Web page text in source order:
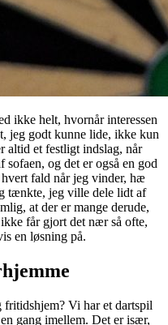
ikke helt, hvornår interessen
jeg godt kunne lide, ikke kun
altid et festligt indslag, når
sofaen, og det er også en god
fald når jeg vinder, hæ
tænkte, jeg ville dele lidt af
at der er mange derude,
får gjort det nær så ofte,
en løsning på.
Vi har et dartspil
gang imellem. Det er især,